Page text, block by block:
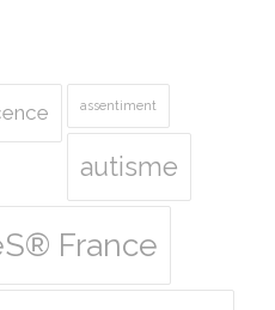
assentiment
autisme
France